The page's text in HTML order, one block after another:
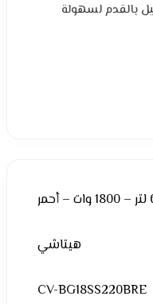
بالقدم لسهولة
هيتاشي
CV-BG18SS220BRE